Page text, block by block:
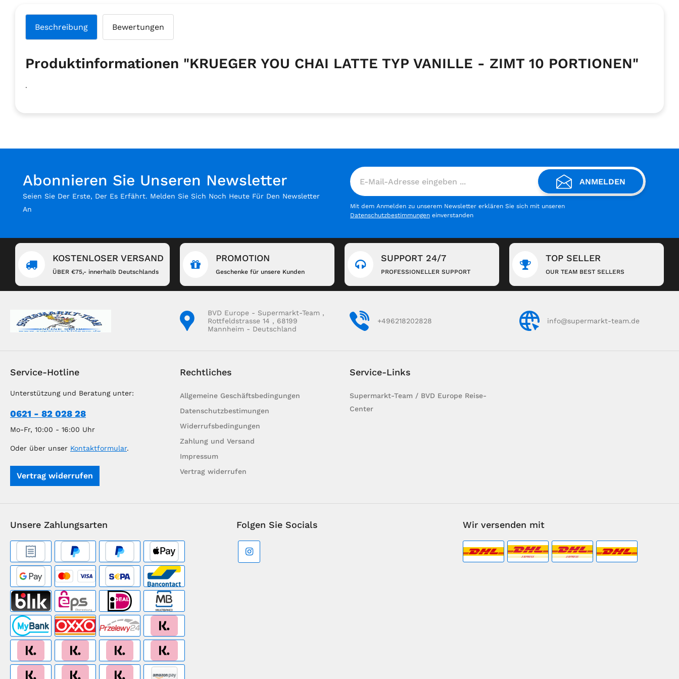
Beschreibung Bewertungen
Produktinformationen "KRUEGER YOU CHAI LATTE TYP VANILLE - ZIMT 10 PORTIONEN"
.
Abonnieren Sie Unseren Newsletter
Seien Sie Der Erste, Der Es Erfährt. Melden Sie Sich Noch Heute Für Den Newsletter
An
ANMELDEN
Mit dem Anmelden zu unserem Newsletter erklären Sie sich mit unseren
Datenschutzbestimmungen einverstanden
KOSTENLOSER VERSAND
ÜBER €75,- innerhalb Deutschlands
PROMOTION
Geschenke für unsere Kunden
SUPPORT 24/7
PROFESSIONELLER SUPPORT
TOP SELLER
OUR TEAM BEST SELLERS
BVD Europe - Supermarkt-Team ,
Rottfeldstrasse 14 , 68199
Mannheim - Deutschland
+496218202828 info@supermarkt-team.de
Service-Hotline
Unterstützung und Beratung unter:
0621 - 82 028 28
Mo-Fr, 10:00 - 16:00 Uhr
Oder über unser Kontaktformular.
Vertrag widerrufen
Rechtliches
Allgemeine Geschäftsbedingungen
Datenschutzbestimungen
Widerrufsbedingungen
Zahlung und Versand
Impressum
Vertrag widerrufen
Service-Links
Supermarkt-Team / BVD Europe Reise-
Center
Unsere Zahlungsarten Folgen Sie Socials Wir versenden mit